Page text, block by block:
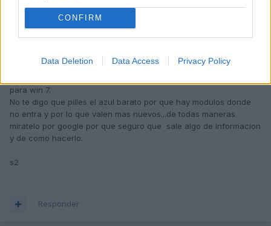
CONFIRM
Data Deletion Data Access Privacy Policy
Vamos a ver yo estoy utilizando un vagcom azul version 409 en
un notebook con win10 y en el pc de sobremesa, como meto
cualquier versión en teoria (creo que con el 12.12 ya tendrías
bastante y para coches vag mas nuevos) podria funcionar
para win 7.
No te digo que pilles el azul barato por que hay modulos donde
no entra y por lo que valen mas nuevos...de todas maneras
miratelo por google por que seguro que sale algo de informacion
y de como hacerlo.
s2
Responder